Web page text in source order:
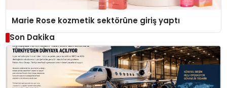
Marie Rose kozmetik sektörüne giriş yaptı
Son Dakika